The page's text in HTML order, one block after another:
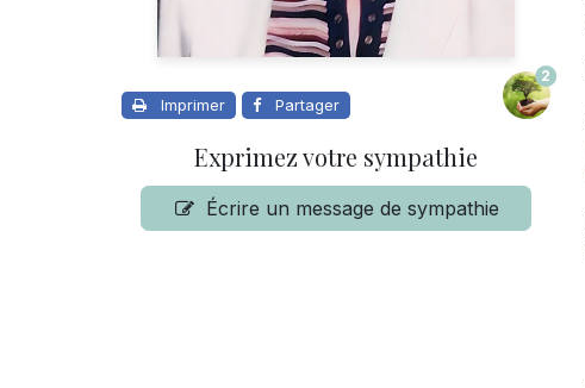
Imprimer Partager
2
Exprimez votre sympathie
Écrire un message de sympathie